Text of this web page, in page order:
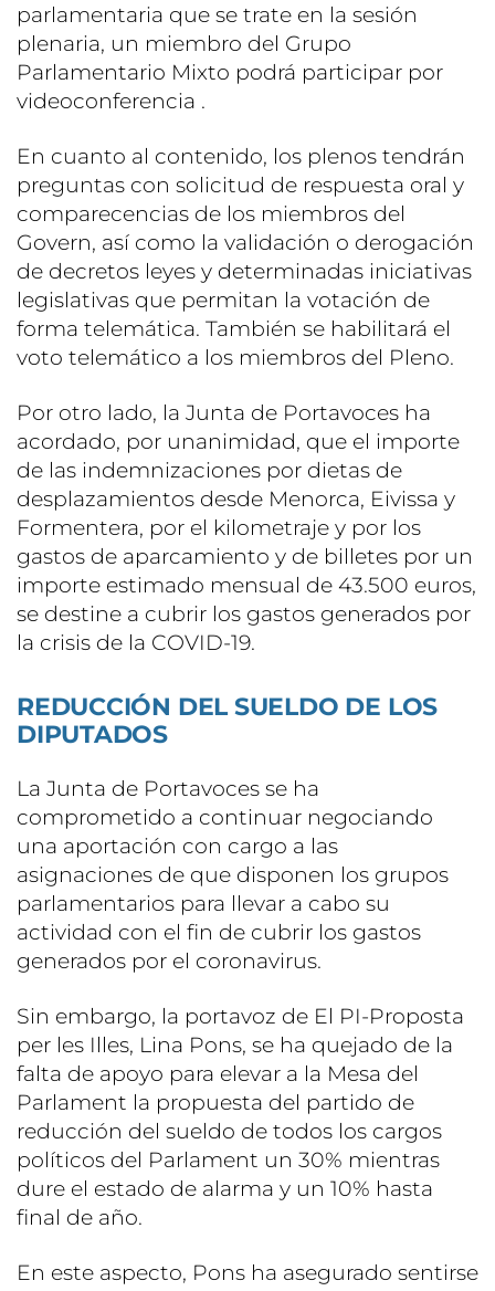
parlamentaria que se trate en la sesión
plenaria, un miembro del Grupo
Parlamentario Mixto podrá participar por
videoconferencia .
En cuanto al contenido, los plenos tendrán
preguntas con solicitud de respuesta oral y
comparecencias de los miembros del
Govern, así como la validación o derogación
de decretos leyes y determinadas iniciativas
legislativas que permitan la votación de
forma telemática. También se habilitará el
voto telemático a los miembros del Pleno.
Por otro lado, la Junta de Portavoces ha
acordado, por unanimidad, que el importe
de las indemnizaciones por dietas de
desplazamientos desde Menorca, Eivissa y
Formentera, por el kilometraje y por los
gastos de aparcamiento y de billetes por un
importe estimado mensual de 43.500 euros,
se destine a cubrir los gastos generados por
la crisis de la COVID-19.
REDUCCIÓN DEL SUELDO DE LOS
DIPUTADOS
La Junta de Portavoces se ha
comprometido a continuar negociando
una aportación con cargo a las
asignaciones de que disponen los grupos
parlamentarios para llevar a cabo su
actividad con el fin de cubrir los gastos
generados por el coronavirus.
Sin embargo, la portavoz de El PI-Proposta
per les Illes, Lina Pons, se ha quejado de la
falta de apoyo para elevar a la Mesa del
Parlament la propuesta del partido de
reducción del sueldo de todos los cargos
políticos del Parlament un 30% mientras
dure el estado de alarma y un 10% hasta
final de año.
En este aspecto, Pons ha asegurado sentirse